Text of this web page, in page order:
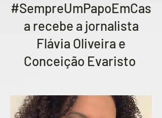
#SempreUmPapoEmCas
a recebe a jornalista
Flávia Oliveira e
Conceição Evaristo